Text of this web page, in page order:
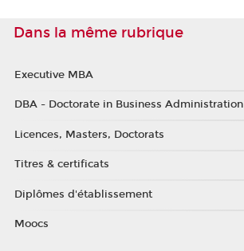
Dans la même rubrique
Executive MBA
DBA - Doctorate in Business Administration
Licences, Masters, Doctorats
Titres & certificats
Diplômes d'établissement
Moocs